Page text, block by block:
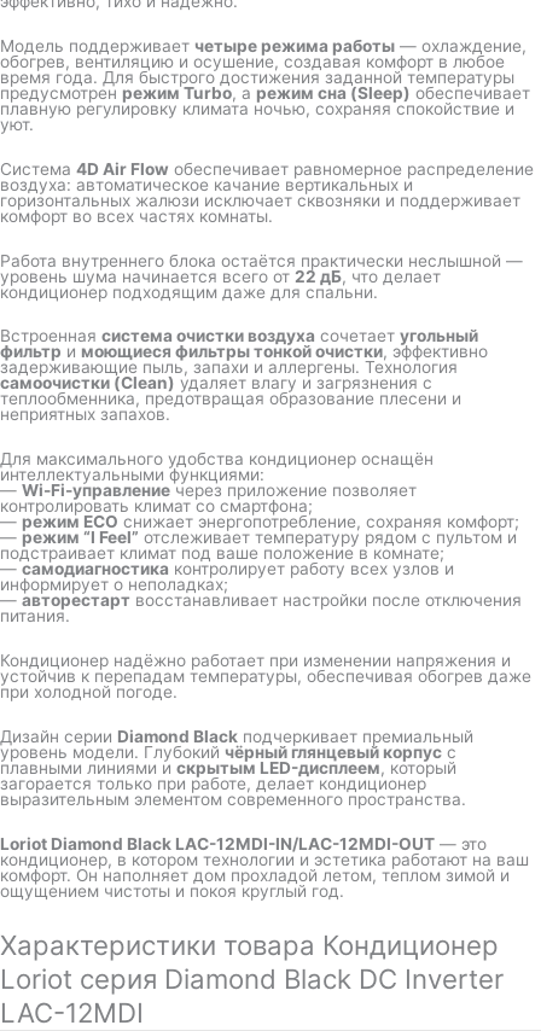
Модель поддерживает четыре режима работы — охлаждение,
обогрев, вентиляцию и осушение, создавая комфорт в любое
время года. Для быстрого достижения заданной температуры
предусмотрен режим Turbo, а режим сна (Sleep) обеспечивает
плавную регулировку климата ночью, сохраняя спокойствие и
уют.
Система 4D Air Flow обеспечивает равномерное распределение
воздуха: автоматическое качание вертикальных и
горизонтальных жалюзи исключает сквозняки и поддерживает
комфорт во всех частях комнаты.
Работа внутреннего блока остаётся практически неслышной —
уровень шума начинается всего от 22 дБ, что делает
кондиционер подходящим даже для спальни.
Встроенная система очистки воздуха сочетает угольный
фильтр и моющиеся фильтры тонкой очистки, эффективно
задерживающие пыль, запахи и аллергены. Технология
самоочистки (Clean) удаляет влагу и загрязнения с
теплообменника, предотвращая образование плесени и
неприятных запахов.
Для максимального удобства кондиционер оснащён
интеллектуальными функциями:
— Wi-Fi-управлениечерез приложение позволяет
контролировать климат со смартфона;
— режим ECO снижает энергопотребление, сохраняя комфорт;
— режим “I Feel” отслеживает температуру рядом с пультом и
подстраивает климат под ваше положение в комнате;
— самодиагностика контролирует работу всех узлов и
информирует о неполадках;
— авторестарт восстанавливает настройки после отключения
питания.
Кондиционер надёжно работает при изменении напряжения и
устойчив к перепадам температуры, обеспечивая обогрев даже
при холодной погоде.
Дизайн серии Diamond Black подчеркивает премиальный
уровень модели. Глубокий чёрный глянцевый корпус с
плавными линиями и скрытым LED-дисплеем, который
загорается только при работе, делает кондиционер
выразительным элементом современного пространства.
Loriot Diamond Black LAC-12MDI-IN/LAC-12MDI-OUT — это
кондиционер, в котором технологии и эстетика работают на ваш
комфорт. Он наполняет дом прохладой летом, теплом зимой и
ощущением чистоты и покоя круглый год.
Характеристики товара Кондиционер
Loriot серия Diamond Black DC Inverter
LAC-12MDI